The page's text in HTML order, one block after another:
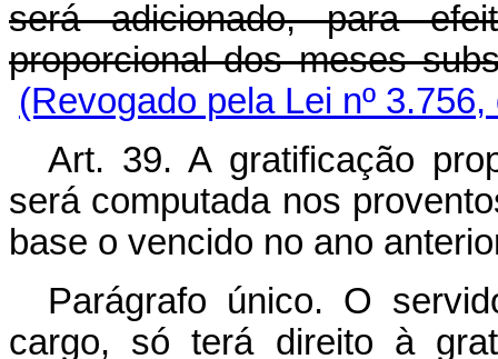
será adicionado, para
proporcional dos meses
(Revogado pela Lei nº
Art. 39. A gratificação
será computada nos
base o vencido no ano
Parágrafo único. O
cargo, só terá direito à